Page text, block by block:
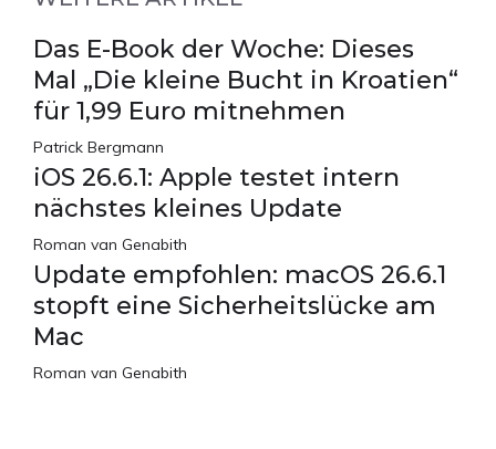
Das E-Book der Woche: Dieses
Mal „Die kleine Bucht in Kroatien“
für 1,99 Euro mitnehmen
Patrick Bergmann
iOS 26.6.1: Apple testet intern
nächstes kleines Update
Roman van Genabith
Update empfohlen: macOS 26.6.1
stopft eine Sicherheitslücke am
Mac
Roman van Genabith